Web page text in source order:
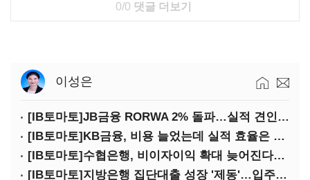
0/0 댓글 더보기
이성은
[IB토마토]JB금융 RORWA 2% 돌파…실적 견인은 은행 아닌 캐피탈
[IB토마토]KB금융, 비용 늘었는데 실적 효율은 개선…증권 호황 효과
[IB토마토]수협은행, 비이자이익 확대 늦어진다…공모운용사 인가 연말로
[IB토마토]지방은행 집단대출 성장 '제동'…입주절벽에 반사이익도 희박